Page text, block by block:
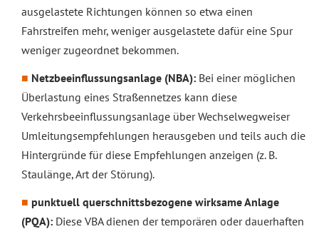
ausgelastete Richtungen können so etwa einen
Fahrstreifen mehr, weniger ausgelastete dafür eine Spur
weniger zugeordnet bekommen.
Netzbeeinflussungsanlage (NBA): Bei einer möglichen
Überlastung eines Straßennetzes kann diese
Verkehrsbeeinflussungsanlage über Wechselwegweiser
Umleitungsempfehlungen herausgeben und teils auch die
Hintergründe für diese Empfehlungen anzeigen (z. B.
Staulänge, Art der Störung).
punktuell querschnittsbezogene wirksame Anlage
(PQA): Diese VBA dienen der temporären oder dauerhaften